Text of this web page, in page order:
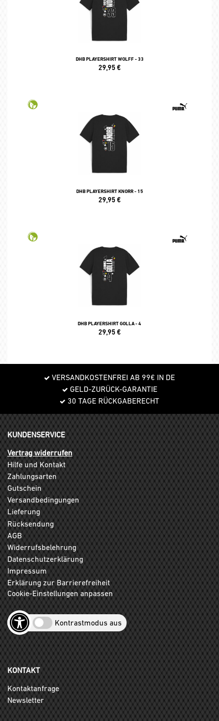
DHB PLAYERSHIRT WOLFF - 33
29,95€
DHB PLAYERSHIRT KNORR - 15
29,95€
DHB PLAYERSHIRT GOLLA - 4
29,95€
VERSANDKOSTENFREI AB 99€ IN DE
GELD-ZURÜCK-GARANTIE
30 TAGE RÜCKGABERECHT
KUNDENSERVICE
Vertrag widerrufen
Hilfe und Kontakt
Zahlungsarten
Gutschein
Versandbedingungen
Lieferung
Rücksendung
AGB
Widerrufsbelehrung
Datenschutzerklärung
Impressum
Erklärung zur Barrierefreiheit
Cookie-Einstellungen anpassen
Kontrastmodus aus
KONTAKT
Kontaktanfrage
Newsletter